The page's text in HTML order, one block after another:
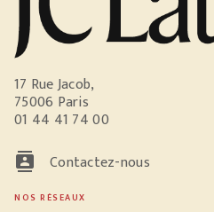
17 Rue Jacob,
75006 Paris
01 44 41 74 00
contacts Contactez-nous
NOS RÉSEAUX